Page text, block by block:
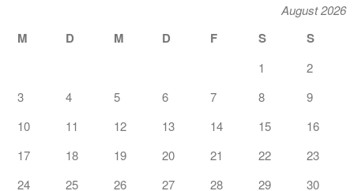
August 2026
M D M D F S S
1
2
3
4 5 6 7 8
9
10
11 12 13 14 15
16
17
18 19 20 21 22
23
24
25 26 27 28 29 30